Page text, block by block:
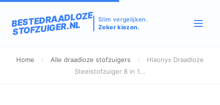
BESTEDRAADLOZE
STOFZUIGER.NL
Slim vergelijken.
Zeker kiezen.
Home / Alle draadloze stofzuigers /
Hiaonyx Draadloze
Steelstofzuiger 8 in 1...